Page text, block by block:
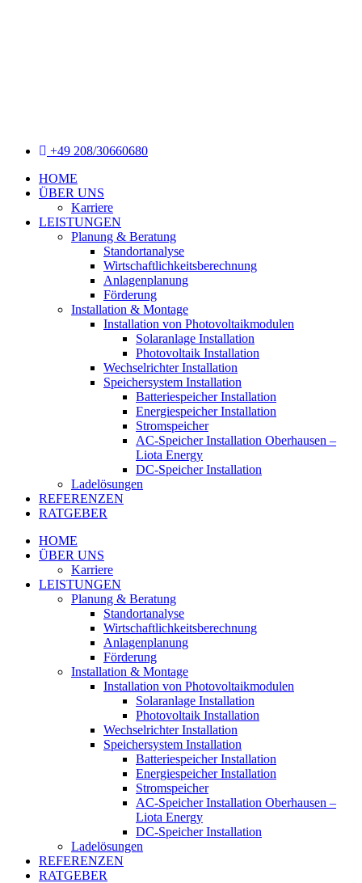
+49 208/30660680
HOME
ÜBER UNS
Karriere
LEISTUNGEN
Planung & Beratung
Standortanalyse
Wirtschaftlichkeitsberechnung
Anlagenplanung
Förderung
Installation & Montage
Installation von Photovoltaikmodulen
Solaranlage Installation
Photovoltaik Installation
Wechselrichter Installation
Speichersystem Installation
Batteriespeicher Installation
Energiespeicher Installation
Stromspeicher
AC-Speicher Installation Oberhausen –
Liota Energy
DC-Speicher Installation
Ladelösungen
REFERENZEN
RATGEBER
HOME
ÜBER UNS
Karriere
LEISTUNGEN
Planung & Beratung
Standortanalyse
Wirtschaftlichkeitsberechnung
Anlagenplanung
Förderung
Installation & Montage
Installation von Photovoltaikmodulen
Solaranlage Installation
Photovoltaik Installation
Wechselrichter Installation
Speichersystem Installation
Batteriespeicher Installation
Energiespeicher Installation
Stromspeicher
AC-Speicher Installation Oberhausen –
Liota Energy
DC-Speicher Installation
Ladelösungen
REFERENZEN
RATGEBER